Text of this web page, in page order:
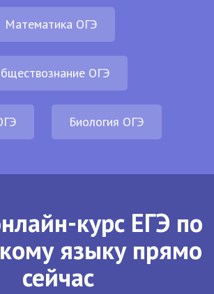
Математика ОГЭ
ОГЭ
Биология ОГЭ
курс ЕГЭ по
языку прямо
сейчас